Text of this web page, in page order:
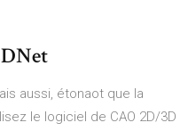
aussi, étonaot que la
le logiciel de CAO 2D/3D